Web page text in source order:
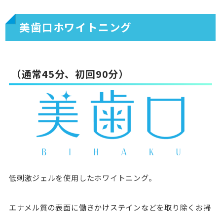
美歯口ホワイトニング
（通常45分、初回90分）
低刺激ジェルを使用したホワイトニング。
エナメル質の表面に働きかけステインなどを取り除くお掃